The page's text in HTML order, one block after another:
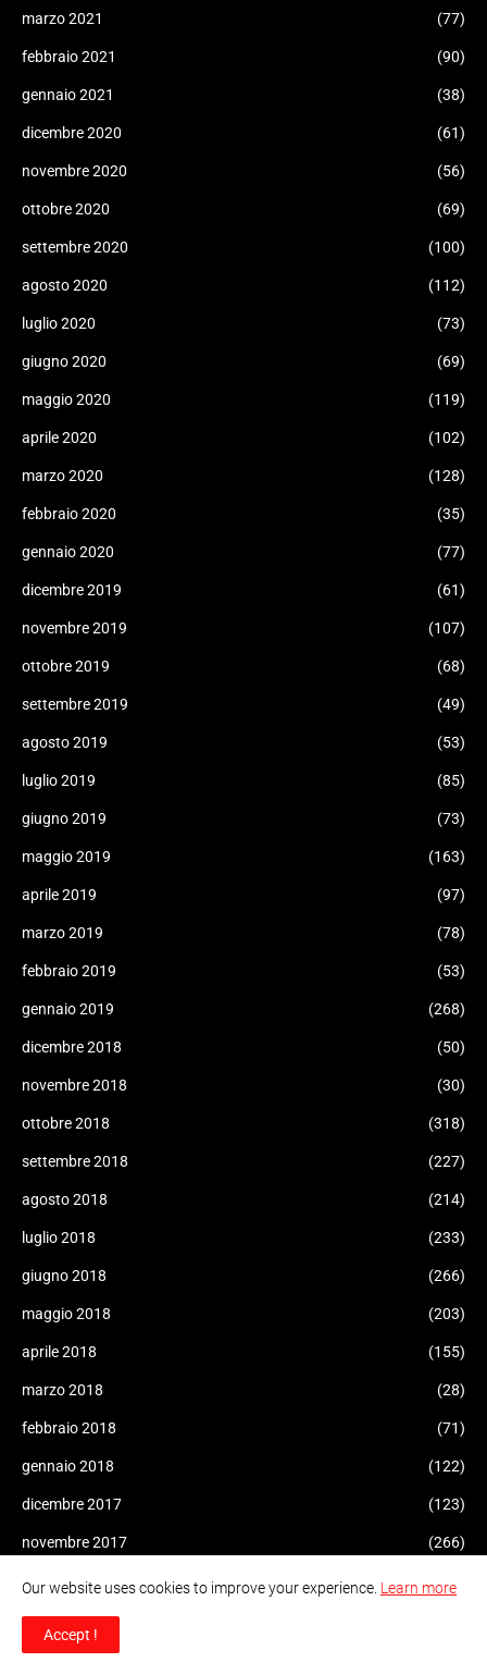
marzo 2021 (77)
febbraio 2021 (90)
gennaio 2021 (38)
dicembre 2020 (61)
novembre 2020 (56)
ottobre 2020 (69)
settembre 2020 (100)
agosto 2020 (112)
luglio 2020 (73)
giugno 2020 (69)
maggio 2020 (119)
aprile 2020 (102)
marzo 2020 (128)
febbraio 2020 (35)
gennaio 2020 (77)
dicembre 2019 (61)
novembre 2019 (107)
ottobre 2019 (68)
settembre 2019 (49)
agosto 2019 (53)
luglio 2019 (85)
giugno 2019 (73)
maggio 2019 (163)
aprile 2019 (97)
marzo 2019 (78)
febbraio 2019 (53)
gennaio 2019 (268)
dicembre 2018 (50)
novembre 2018 (30)
ottobre 2018 (318)
settembre 2018 (227)
agosto 2018 (214)
luglio 2018 (233)
giugno 2018 (266)
maggio 2018 (203)
aprile 2018 (155)
marzo 2018 (28)
febbraio 2018 (71)
gennaio 2018 (122)
dicembre 2017 (123)
novembre 2017 (266)
ottobre 2017
settembre 2017
agosto 2017
Our website uses cookies to improve your experience. Learn more
Accept !